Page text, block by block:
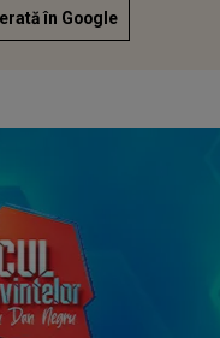
în Google